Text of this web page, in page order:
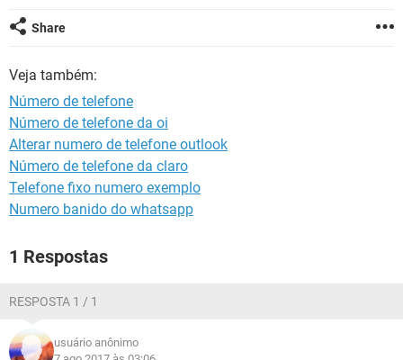
GUIA DE COMPRAS
OUTLOOK
GUIA DE COMPRAS
Share
Veja também:
Número de telefone
Número de telefone da oi
Alterar numero de telefone outlook
Número de telefone da claro
Telefone fixo numero exemplo
Numero banido do whatsapp
1 Respostas
RESPOSTA 1 / 1
usuário anônimo